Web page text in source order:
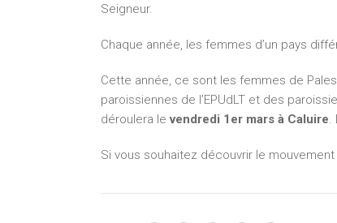
Seigneur.
Chaque année, les femmes d’un pays
Cette année, ce sont les femmes de
paroissiennes de l’EPUdLT et des
déroulera levendredi 1er mars à Caluire.
Si vous souhaitez découvrir le